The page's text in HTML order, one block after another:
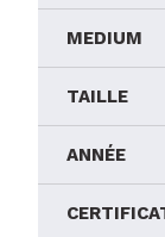
MEDIUM
TAILLE
ANNÉE